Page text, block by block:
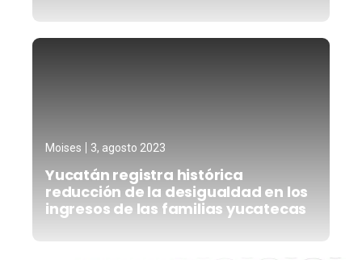
Moises 3, agosto 2023
Yucatán registra histórica
reducción de la desigualdad en los
ingresos de las familias yucatecas